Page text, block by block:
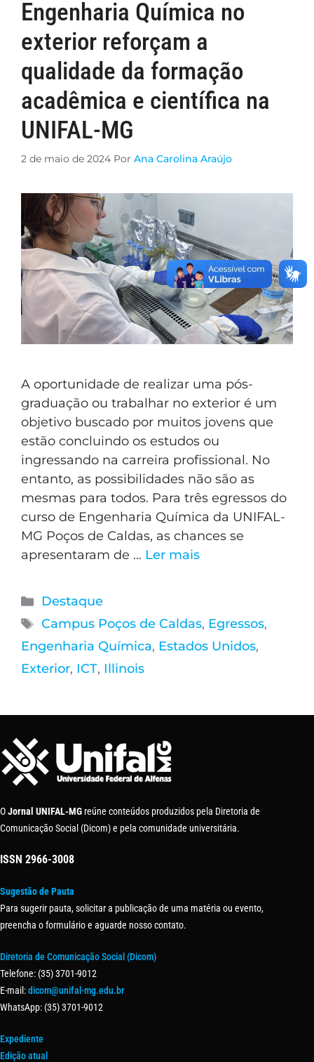
Engenharia Química no
exterior reforçam a
qualidade da formação
acadêmica e científica na
UNIFAL-MG
2 de maio de 2024 Por Ana Carolina Araújo
A oportunidade de realizar uma pós-
graduação ou trabalhar no exterior é um
objetivo buscado por muitos jovens que
estão concluindo os estudos ou
ingressando na carreira profissional. No
entanto, as possibilidades não são as
mesmas para todos. Para três egressos do
curso de Engenharia Química da UNIFAL-
MG Poços de Caldas, as chances se
apresentaram de … Ler mais
Destaque
Campus Poços de Caldas, Egressos,
Engenharia Química, Estados Unidos,
Exterior, ICT, Illinois
OJornal UNIFAL-MG reúne conteúdos produzidos pela Diretoria de
Comunicação Social (Dicom) e pela comunidade universitária.
ISSN 2966-3008
Sugestão de Pauta
Para sugerir pauta, solicitar a publicação de uma matéria ou evento,
preencha o formulário e aguarde nosso contato.
Diretoria de Comunicação Social (Dicom)
Telefone: (35) 3701-9012
E-mail:dicom@unifal-mg.edu.br
WhatsApp: (35) 3701-9012
Expediente
Edição atual